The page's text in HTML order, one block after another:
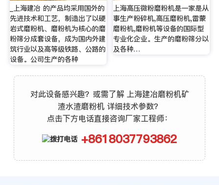
_上海建冶 的产品均采用国外的
先进技术和工艺，制造出了以硬
岩式磨粉机、磨粉机为核心的磨
粉筛分成套设备，成为国内外建
筑行业以及高等级铁路、公路的
设备。公司生产的各种
上海高压微粉磨粉机是一家是从
事生产粉碎机,高压磨粉机,雷蒙
磨粉机,磨粉机等设备的国际型
专业化企业。生产的磨粉筛分以
及各种…
对此设备感兴趣？或需了解 上海建冶磨粉机矿
渣水渣磨粉机 详细技术参数？
点击下方电话直接咨询厂家工程师：
+8618037793862